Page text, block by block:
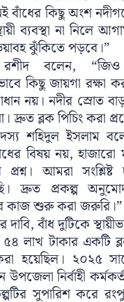
বাঁধের কিছু অংশ
ব্যবস্থা না নিলে
ঝুঁকিতে পড়বে।”
বলেন, “জিও
কিছু জায়গা রক্ষা
নয়। নদীর স্রোত
দ্রুত ব্লক পিচিং করা
শহিদুল ইসলাম
বিষয় নয়, হাজারো
প্রশ্ন। আমরা সংশ্লিষ্ট
দ্রুত প্রকল্প
কাজ শুরু করা জরুরি।”
দাবি, বাঁধ দুটিকে
লাখ টাকার একটি
হয়েছিল। ২০২৫
নির্বাহী
সুপারিশ করে